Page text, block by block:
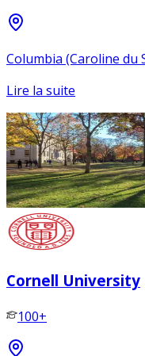
Columbia (Caroline du
Lire la suite
Cornell University
100+